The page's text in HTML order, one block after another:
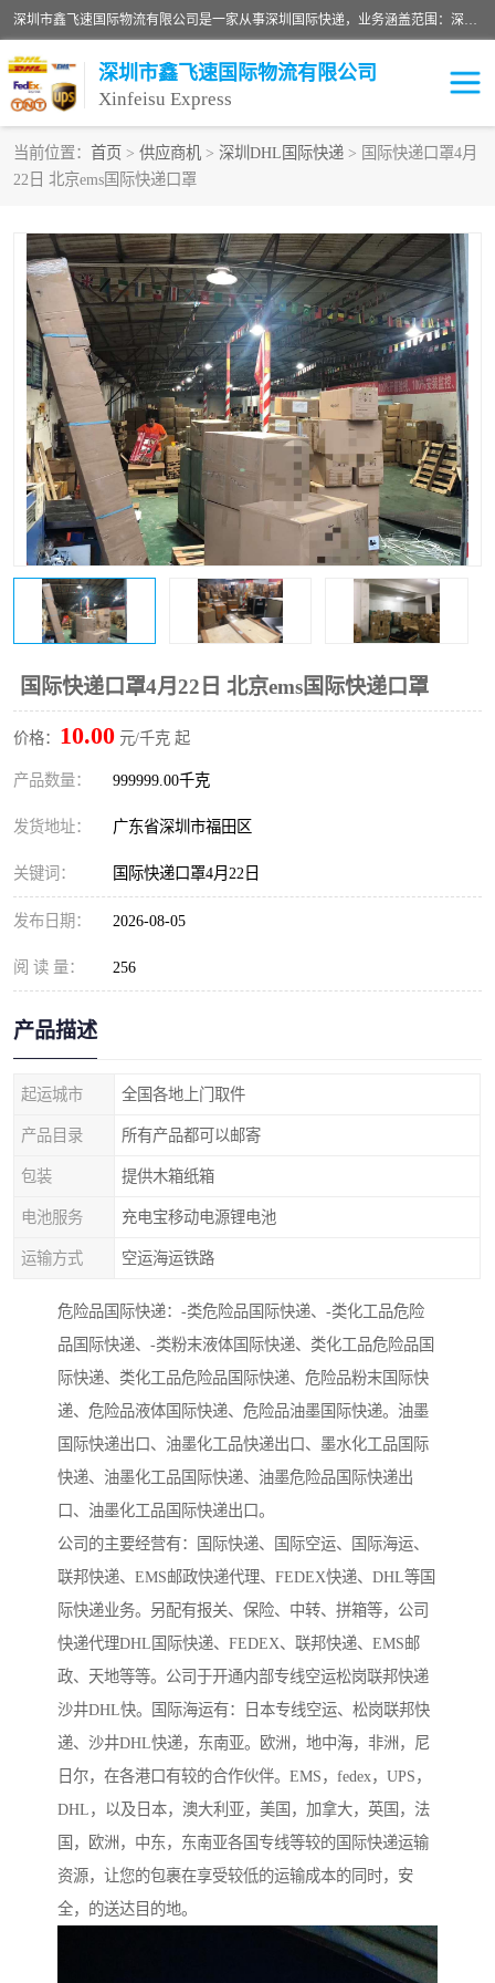
深圳市鑫飞速国际物流有限公司是一家从事深圳国际快递，业务涵盖范围：深圳DHL国际快递、深圳国际快递公司、深圳国际物流公司、深圳国际快递、深圳DHL国际快递电话可拨打全国服务热线：15019287411。欢迎各位亲来人来电到我司洽谈合作。
深圳市鑫飞速国际物流有限公司
Xinfeisu Express
当前位置： 首页 > 供应商机 > 深圳DHL国际快递 > 国际快递口罩4月
22日 北京ems国际快递口罩
国际快递口罩4月22日 北京ems国际快递口罩
价格： 10.00 元/千克 起
产品数量： 999999.00千克
发货地址： 广东省深圳市福田区
关键词： 国际快递口罩4月22日
发布日期： 2026-08-05
阅 读 量： 256
产品描述
起运城市 全国各地上门取件
产品目录 所有产品都可以邮寄
包装 提供木箱纸箱
电池服务 充电宝移动电源锂电池
运输方式 空运海运铁路
危险品国际快递：-类危险品国际快递、-类化工品危险
品国际快递、-类粉末液体国际快递、类化工品危险品国
际快递、类化工品危险品国际快递、危险品粉末国际快
递、危险品液体国际快递、危险品油墨国际快递。油墨
国际快递出口、油墨化工品快递出口、墨水化工品国际
快递、油墨化工品国际快递、油墨危险品国际快递出
口、油墨化工品国际快递出口。
公司的主要经营有：国际快递、国际空运、国际海运、
联邦快递、EMS邮政快递代理、FEDEX快递、DHL等国
际快递业务。另配有报关、保险、中转、拼箱等，公司
快递代理DHL国际快递、FEDEX、联邦快递、EMS邮
政、天地等等。公司于开通内部专线空运松岗联邦快递
沙井DHL快。国际海运有：日本专线空运、松岗联邦快
递、沙井DHL快递，东南亚。欧洲，地中海，非洲，尼
日尔，在各港口有较的合作伙伴。EMS，fedex，UPS，
DHL，以及日本，澳大利亚，美国，加拿大，英国，法
国，欧洲，中东，东南亚各国专线等较的国际快递运输
资源，让您的包裹在享受较低的运输成本的同时，安
全，的送达目的地。
联邦快递
俄罗斯快递 巴西快递
深圳DHL国际快递 伊朗快递
UPS国际快递 深圳国际快递公司
深圳国际物流公司 深圳国际快递电话
DHL国际快递电话 深圳国际快递
新能源电池出口物流